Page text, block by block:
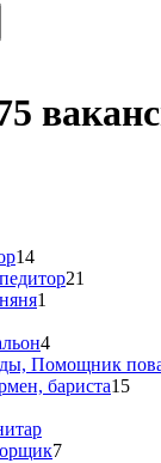
14
21
1
4
Помощник
бариста15
7